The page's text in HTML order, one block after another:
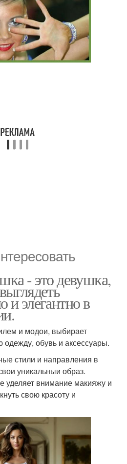
- это девушка,
и элегантно в
и модои, выбирает
одежду, обувь и аксессуары.
стили и направления в
уникальныи образ.
уделяет внимание макияжу и
свою красоту и